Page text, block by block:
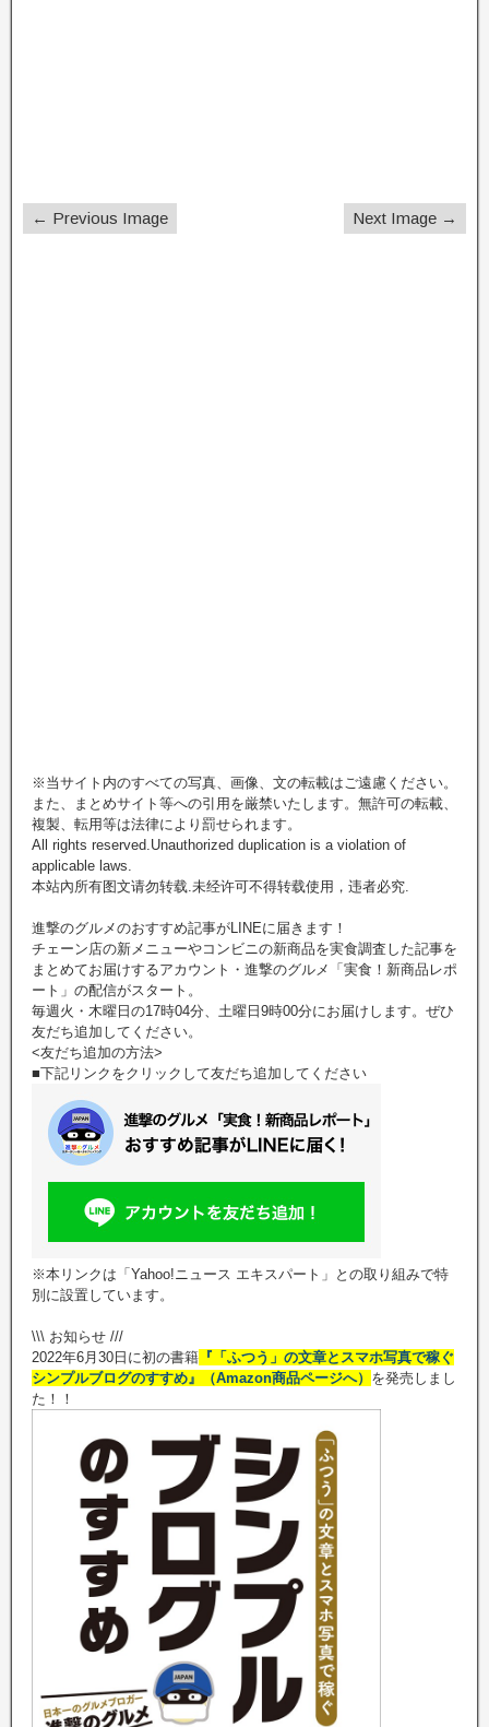
← Previous Image Next Image →
※当サイト内のすべての写真、画像、文の転載はご遠慮ください。
また、まとめサイト等への引用を厳禁いたします。無許可の転載、
複製、転用等は法律により罰せられます。
All rights reserved.Unauthorized duplication is a violation of
applicable laws.
本站內所有图文请勿转载.未经许可不得转载使用，违者必究.
進撃のグルメのおすすめ記事がLINEに届きます！
チェーン店の新メニューやコンビニの新商品を実食調査した記事を
まとめてお届けするアカウント・進撃のグルメ「実食！新商品レポ
ート」の配信がスタート。
毎週火・木曜日の17時04分、土曜日9時00分にお届けします。ぜひ
友だち追加してください。
<友だち追加の方法>
■下記リンクをクリックして友だち追加してください
※本リンクは「Yahoo!ニュース エキスパート」との取り組みで特
別に設置しています。
\\\ お知らせ ///
2022年6月30日に初の書籍 『「ふつう」の文章とスマホ写真で稼ぐ
シンプルブログのすすめ』（Amazon商品ページへ） を発売しまし
た！！